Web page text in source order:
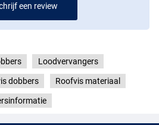
een review
Loodvervangers
dobbers Roofvis materiaal